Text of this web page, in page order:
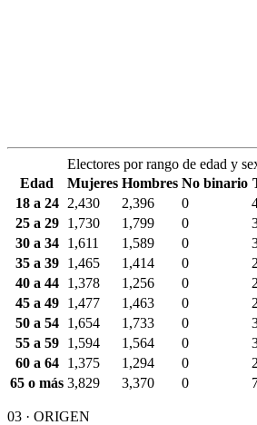
Electores por rango de edad y
Edad
Mujeres Hombres No binario
18 a 24
2,430 2,396 0
25 a 29
1,730 1,799 0
30 a 34
1,611 1,589 0
35 a 39
1,465 1,414 0
40 a 44
1,378 1,256 0
45 a 49
1,477 1,463 0
50 a 54
1,654 1,733 0
55 a 59
1,594 1,564 0
60 a 64
1,375 1,294 0
65 o más 3,829 3,370 0
03 · ORIGEN